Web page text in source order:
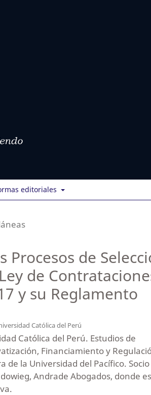
editoriales
Procesos de
de
y su Reglamento
Católica del Perú
Católica del Perú. Estudios de
Financiamiento y
de la Universidad del Pacífico.
Andrade Abogados, donde